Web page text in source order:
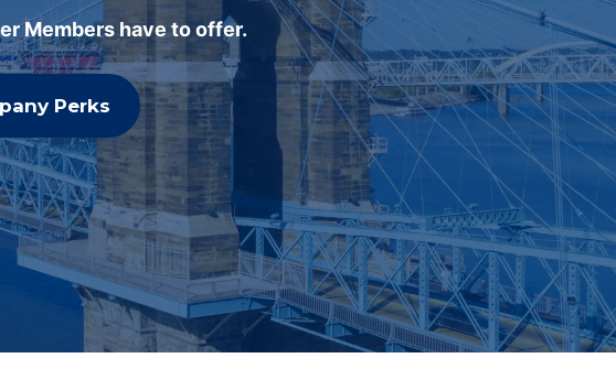
Members have to offer.
Perks